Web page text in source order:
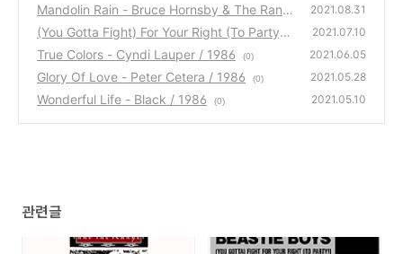
Mandolin Rain - Bruce Hornsby & The Rang
e / 1986
(0)
2021.08.31
(You Gotta Fight) For Your Right (To Party) -
Beastie Boys / 1986
(0)
2021.07.10
True Colors - Cyndi Lauper / 1986 (0) 2021.06.05
Glory Of Love - Peter Cetera / 1986 (0) 2021.05.28
Wonderful Life - Black / 1986 (0) 2021.05.10
관련글